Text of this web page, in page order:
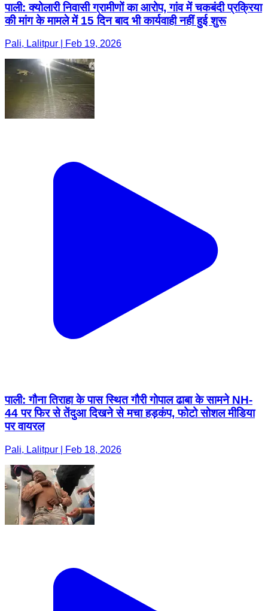
पाली: क्योलारी निवासी ग्रामीणों का आरोप, गांव में चकबंदी प्रक्रिया
की मांग के मामले में 15 दिन बाद भी कार्यवाही नहीं हुई शुरू
Pali, Lalitpur | Feb 19, 2026
पाली: गौना तिराहा के पास स्थित गौरी गोपाल ढाबा के सामने NH-
44 पर फिर से तेंदुआ दिखने से मचा हड़कंप, फोटो सोशल मीडिया
पर वायरल
Pali, Lalitpur | Feb 18, 2026